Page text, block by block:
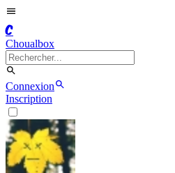
C
Choualbox
Connexion
Inscription